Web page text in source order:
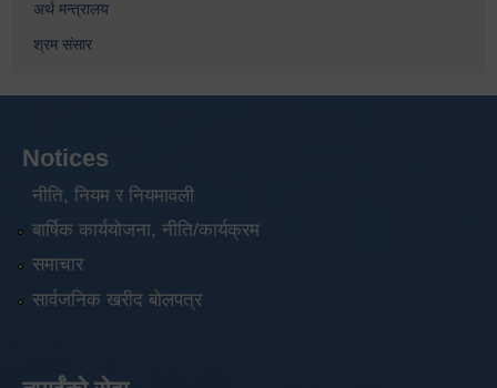
अर्थ मन्त्रालय
श्रम संसार
Notices
नीति, नियम र नियमावली
बार्षिक कार्ययोजना, नीति/कार्यक्रम
समाचार
सार्वजनिक खरीद बोलपत्र